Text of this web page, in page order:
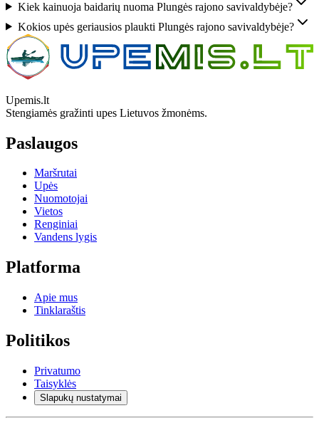
Kiek kainuoja baidarių nuoma Plungės rajono savivaldybėje?
Kokios upės geriausios plaukti Plungės rajono savivaldybėje?
Upemis.lt
Stengiamės gražinti upes Lietuvos žmonėms.
Paslaugos
Maršrutai
Upės
Nuomotojai
Vietos
Renginiai
Vandens lygis
Platforma
Apie mus
Tinklaraštis
Politikos
Privatumo
Taisyklės
Slapukų nustatymai